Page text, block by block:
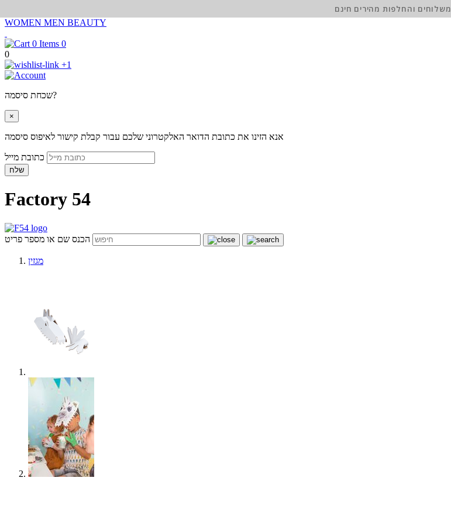
WOMEN MEN BEAUTY
0
0
+1
שכחת סיסמה?
×
אנא הזינו את כתובת הדואר האלקטרוני שלכם עבור קבלת קישור לאיפוס סיסמה
שלח
Factory 54
הכנס שם או מספר פריט
מגזין
משלוחים והחלפות מהירים חינם